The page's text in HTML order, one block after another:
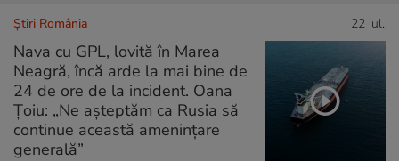
Știri România 22 iul.
Nava cu GPL, lovită în Marea
Neagră, încă arde la mai bine de
24 de ore de la incident. Oana
Țoiu: „Ne așteptăm ca Rusia să
continue această amenințare
generală”